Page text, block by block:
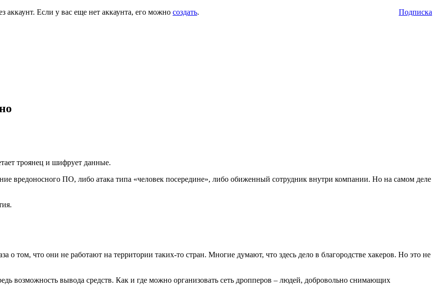
аккаунт. Если у вас еще нет аккаунта, его можно создать.
Подписка
троянец и шифрует данные.
вредоносного ПО, либо атака типа «человек посередине», либо обиженный сотрудник внутри компании. Но на самом деле
о том, что они не работают на территории таких-то стран. Многие думают, что здесь дело в благородстве хакеров. Но это не
возможность вывода средств. Как и где можно организовать сеть дропперов – людей, добровольно снимающих